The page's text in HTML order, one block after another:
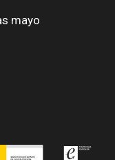
mayo